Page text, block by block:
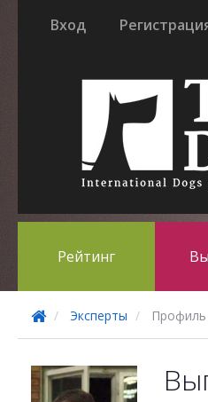
Вход
Рейтинг
Эксперты Профиль